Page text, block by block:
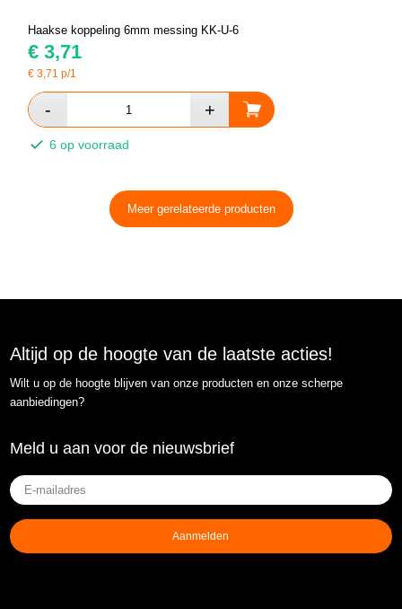
Haakse koppeling 6mm messing KK-U-6
€ 3,71
€3,71 p/1
6 op voorraad
Meer gerelateerde producten
Altijd op de hoogte van de laatste acties!
Wilt u op de hoogte blijven van onze producten en onze scherpe
aanbiedingen?
Meld u aan voor de nieuwsbrief
E-
mailadres(Vereist)
Aanmelden